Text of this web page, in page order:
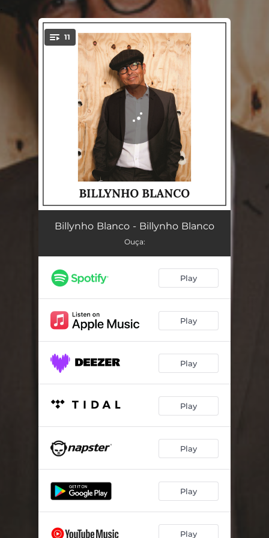
You're all set!
11
Parti Capuri 04:00
O Nome da Cidade 04:20
Onda (Estrada do Nada)
Vai, Mas Não Me Esquece 04:35
Mes Amis
Someone (Pedra da Gávea) 03:57
Let's Be Strangers Again 03:15
01:46
Billynho Blanco - Billynho Blanco
Ouça:
Play
Play
Play
Play
Play
Play
Play